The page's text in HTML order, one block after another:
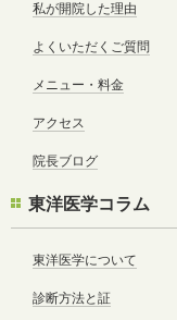
私が開院した理由
よくいただくご質問
メニュー・料金
アクセス
院長ブログ
東洋医学コラム
東洋医学について
診断方法と証